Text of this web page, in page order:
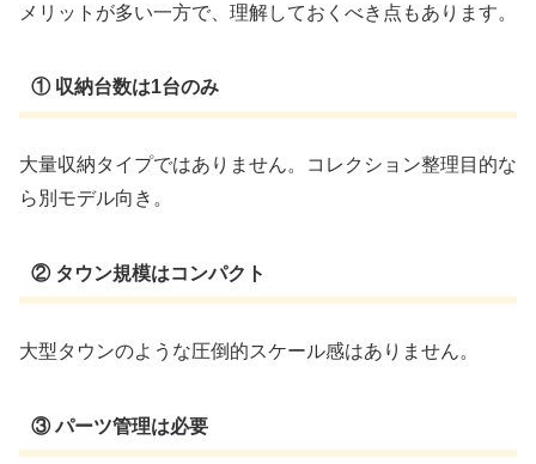
メリットが多い一方で、理解しておくべき点もあります。
① 収納台数は1台のみ
大量収納タイプではありません。コレクション整理目的な
ら別モデル向き。
② タウン規模はコンパクト
大型タウンのような圧倒的スケール感はありません。
③ パーツ管理は必要